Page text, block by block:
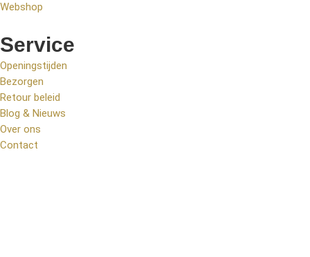
Webshop
Service
Openingstijden
Bezorgen
Retour beleid
Blog & Nieuws
Over ons
Contact